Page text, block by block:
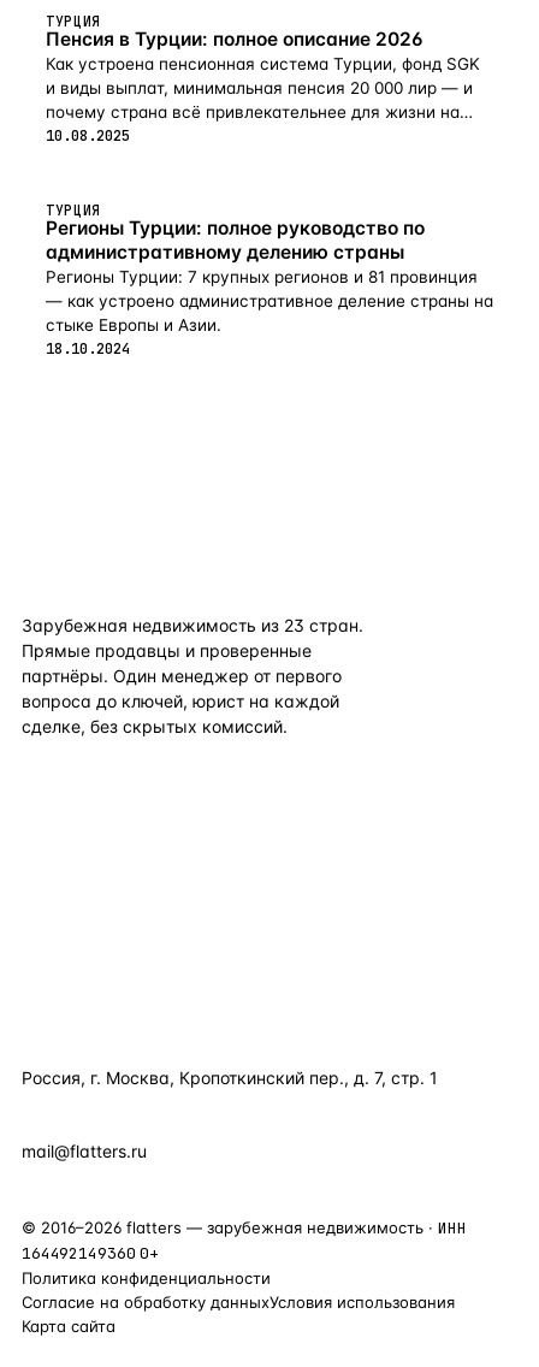
ТУРЦИЯ
Пенсия в Турции: полное описание 2026
Как устроена пенсионная система Турции, фонд SGK
и виды выплат, минимальная пенсия 20 000 лир — и
почему страна всё привлекательнее для жизни на
пенсии в 2026-м.
10.08.2025
ТУРЦИЯ
Регионы Турции: полное руководство по
административному делению страны
Регионы Турции: 7 крупных регионов и 81 провинция
— как устроено административное деление страны на
стыке Европы и Азии.
18.10.2024
Зарубежная недвижимость из 23 стран.
Прямые продавцы и проверенные
партнёры. Один менеджер от первого
вопроса до ключей, юрист на каждой
сделке, без скрытых комиссий.
Россия, г. Москва, Кропоткинский пер., д. 7, стр. 1
mail@flatters.ru
© 2016–2026 flatters — зарубежная недвижимость · ИНН
164492149360 0+
Политика конфиденциальности
Согласие на обработку данныхУсловия использования
Карта сайта